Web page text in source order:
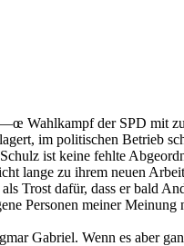
Wahlkampf der SPD mit
im politischen Betrieb
ist keine fehlte
lange zu ihrem neuen
Trost dafür, dass er bald
Personen meiner Meinung
Gabriel. Wenn es aber